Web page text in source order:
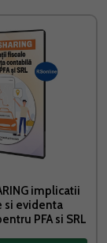
implicatii
si evidenta
PFA si SRL